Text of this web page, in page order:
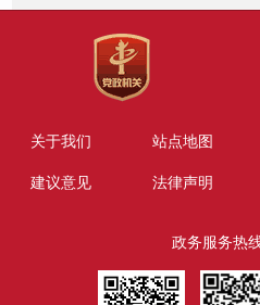
关于我们 站点地图
建议意见 法律声明
政务服务热